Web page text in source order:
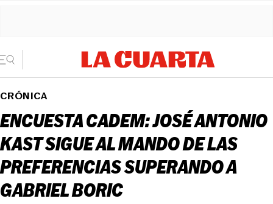
CRÓNICA
ENCUESTA CADEM: JOSÉ ANTONIO
KAST SIGUE AL MANDO DE LAS
PREFERENCIAS SUPERANDO A
GABRIEL BORIC